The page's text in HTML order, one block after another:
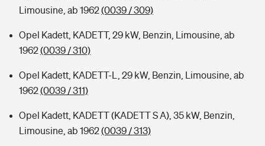
Limousine, ab 1962(0039 / 309)
Opel Kadett, KADETT, 29 kW, Benzin, Limousine, ab
1962(0039 / 310)
Opel Kadett, KADETT-L, 29 kW, Benzin, Limousine, ab
1962(0039 / 311)
Opel Kadett, KADETT (KADETT S A), 35 kW, Benzin,
Limousine, ab 1962(0039 / 313)